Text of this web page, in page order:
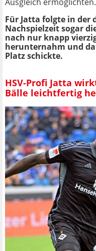
Für Jatta folgte in
Nachspielzeit sogar
nach nur knapp
herunternahm und
Platz schickte.
HSV-Profi Jatta
Bälle leichtfertig